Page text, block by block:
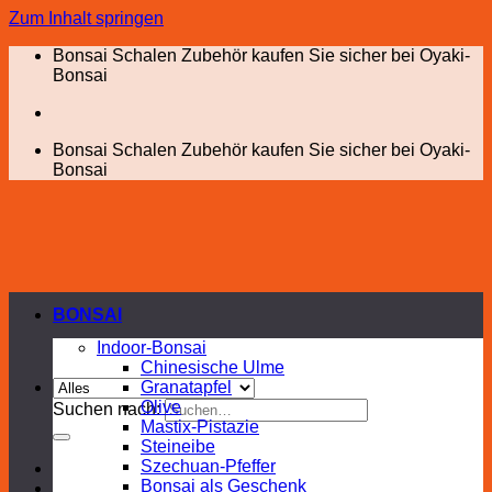
Zum Inhalt springen
Bonsai Schalen Zubehör kaufen Sie sicher bei Oyaki-
Bonsai
Bonsai Schalen Zubehör kaufen Sie sicher bei Oyaki-
Bonsai
Suchen nach:
BONSAI
Indoor-Bonsai
Chinesische Ulme
Granatapfel
Olive
Mastix-Pistazie
Steineibe
Szechuan-Pfeffer
Bonsai als Geschenk